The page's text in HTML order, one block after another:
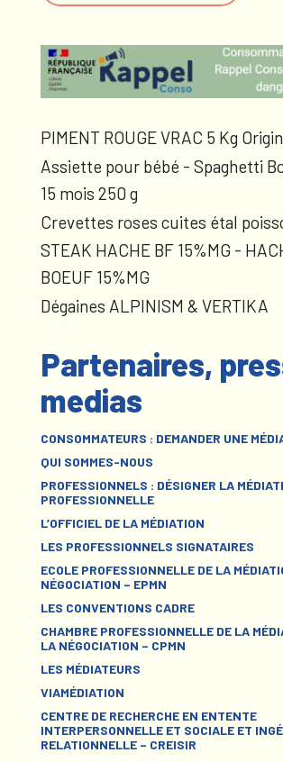
PIMENT ROUGE VRAC 5 Kg
Assiette pour bébé - Spaghetti
15 mois 250 g
Crevettes roses cuites étal
STEAK HACHE BF 15%MG -
BOEUF 15%MG
Dégaines ALPINISM & VERTIKA
Partenaires,
medias
CONSOMMATEURS : DEMANDER UNE
QUI SOMMES-NOUS
PROFESSIONNELS : DÉSIGNER LA
PROFESSIONNELLE
L’OFFICIEL DE LA MÉDIATION
LES PROFESSIONNELS SIGNATAIRES
ECOLE PROFESSIONNELLE DE LA
NÉGOCIATION – EPMN
LES CONVENTIONS CADRE
CHAMBRE PROFESSIONNELLE DE LA
LA NÉGOCIATION – CPMN
LES MÉDIATEURS
VIAMÉDIATION
CENTRE DE RECHERCHE EN ENTENTE
INTERPERSONNELLE ET SOCIALE ET
RELATIONNELLE – CREISIR